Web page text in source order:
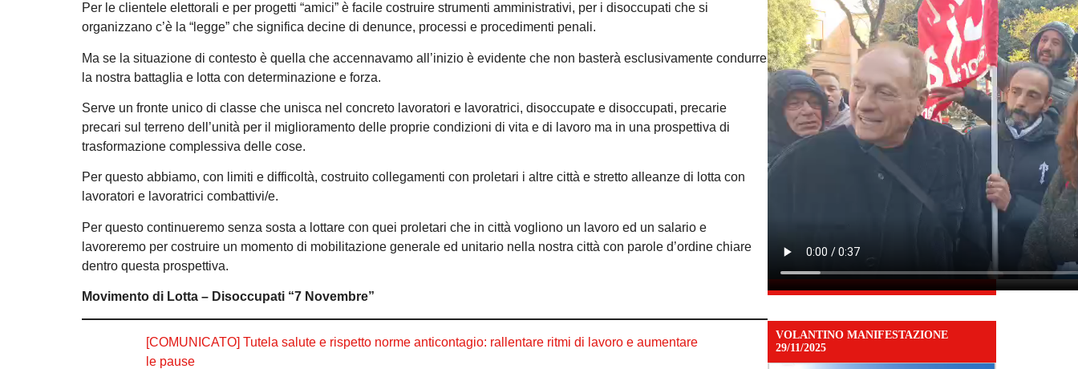
Per le clientele elettorali e per progetti “amici” è facile costruire strumenti amministrativi, per i disoccupati che si
organizzano c’è la “legge” che significa decine di denunce, processi e procedimenti penali.
Ma se la situazione di contesto è quella che accennavamo all’inizio è evidente che non basterà esclusivamente condurre
la nostra battaglia e lotta con determinazione e forza.
Serve un fronte unico di classe che unisca nel concreto lavoratori e lavoratrici, disoccupate e disoccupati, precarie
precari sul terreno dell’unità per il miglioramento delle proprie condizioni di vita e di lavoro ma in una prospettiva di
trasformazione complessiva delle cose.
Per questo abbiamo, con limiti e difficoltà, costruito collegamenti con proletari i altre città e stretto alleanze di lotta con
lavoratori e lavoratrici combattivi/e.
Per questo continueremo senza sosta a lottare con quei proletari che in città vogliono un lavoro ed un salario e
lavoreremo per costruire un momento di mobilitazione generale ed unitario nella nostra città con parole d’ordine chiare
dentro questa prospettiva.
Movimento di Lotta – Disoccupati “7 Novembre”
[COMUNICATO] Tutela salute e rispetto norme anticontagio: rallentare ritmi di lavoro e aumentare
le pause
VOLANTINO MANIFESTAZIONE
29/11/2025